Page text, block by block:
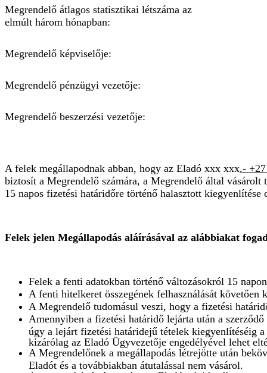
Megrendelő átlagos statisztikai létszáma az
elmúlt három hónapban:
Megrendelő képviselője:
Megrendelő pénzügyi vezetője:
Megrendelő beszerzési vezetője:
A felek megállapodnak abban, hogy az Eladó xxx xxx.-
biztosít a Megrendelő számára, a Megrendelő által
15 napos fizetési határidőre történő halasztott kiegyenlítése
Felek jelen Megállapodás aláírásával az alábbiakat
Felek a fenti adatokban történő változásokról 15
A fenti hitelkeret összegének felhasználását
A Megrendelő tudomásul veszi, hogy a fizetési
Amennyiben a fizetési határidő lejárta után a
úgy a lejárt fizetési határidejű tételek kiegyenlítéséig
kizárólag az Eladó Ügyvezetője engedélyével lehet
A Megrendelőnek a megállapodás létrejötte után
Eladót és a továbbiakban átutalással nem vásárol.